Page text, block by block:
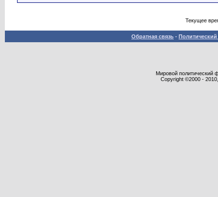
Текущее
Обратная связь -
Мировой политический
Copyright ©2000 -